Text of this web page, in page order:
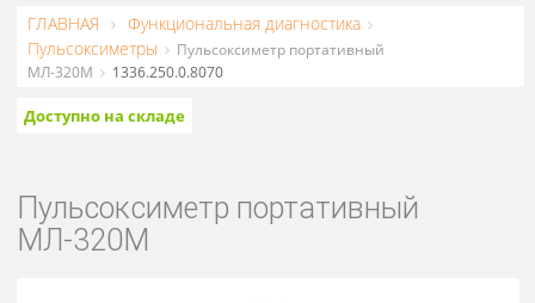
ГЛАВНАЯ
Функциональная диагностика
Пульсоксиметры
МЛ-320М 1336.250.0.8070
Пульсоксиметр портативный